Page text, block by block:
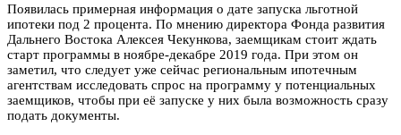
Появилась примерная информация о дате запуска льготной
ипотеки под 2 процента. По мнению директора Фонда развития
Дальнего Востока Алексея Чекункова, заемщикам стоит ждать
старт программы в ноябре-декабре 2019 года. При этом он
заметил, что следует уже сейчас региональным ипотечным
агентствам исследовать спрос на программу у потенциальных
заемщиков, чтобы при её запуске у них была возможность сразу
подать документы.